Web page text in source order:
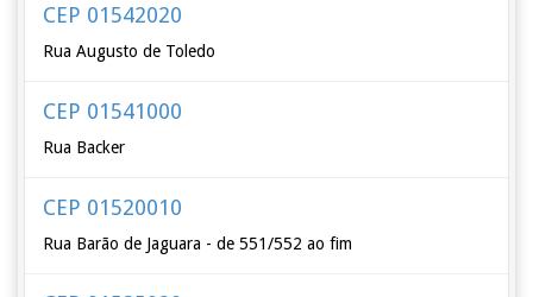
CEP 01542020
Rua Augusto de Toledo
CEP 01541000
Rua Backer
CEP 01520010
Rua Barão de Jaguara - de 551/552 ao fim